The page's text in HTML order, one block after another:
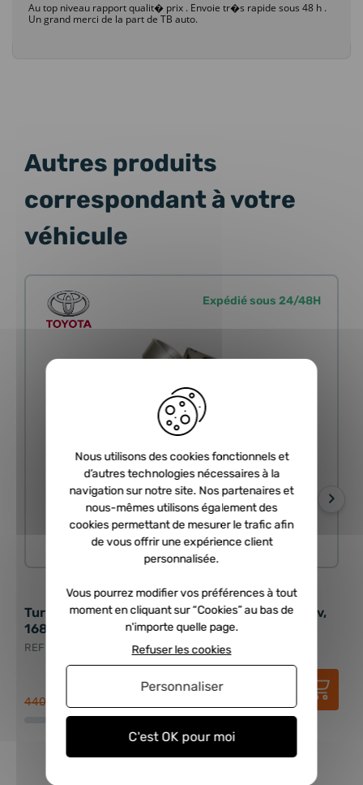
Au top niveau rapport qualit� prix . Envoie tr�s rapide sous 48 h .
Un grand merci de la part de TB auto.
Autres produits
correspondant à votre
véhicule
›
Expédié sous 24/48H
ECHANGE STANDARD
6 avis
Turbo échange standard TOYOTA - 4.2 TD 167cv,
168cv
REF : RCD-17201-17030
440,56 € 315,00 €
Nous utilisons des cookies fonctionnels et
d’autres technologies nécessaires à la
navigation sur notre site. Nos partenaires et
nous-mêmes utilisons également des
cookies permettant de mesurer le trafic afin
de vous offrir une expérience client
personnalisée.
Vous pourrez modifier vos préférences à tout
moment en cliquant sur “Cookies” au bas de
n'importe quelle page.
C'est OK pour moi
Refuser les cookies
Personnaliser